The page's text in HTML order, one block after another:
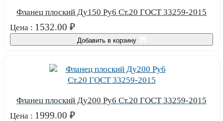
Фланец плоский Ду150 Ру6 Ст.20 ГОСТ 33259-2015
Цена : 1532.00 ₽
Добавить в корзину
Фланец плоский Ду200 Ру6 Ст.20 ГОСТ 33259-2015
Цена : 1999.00 ₽